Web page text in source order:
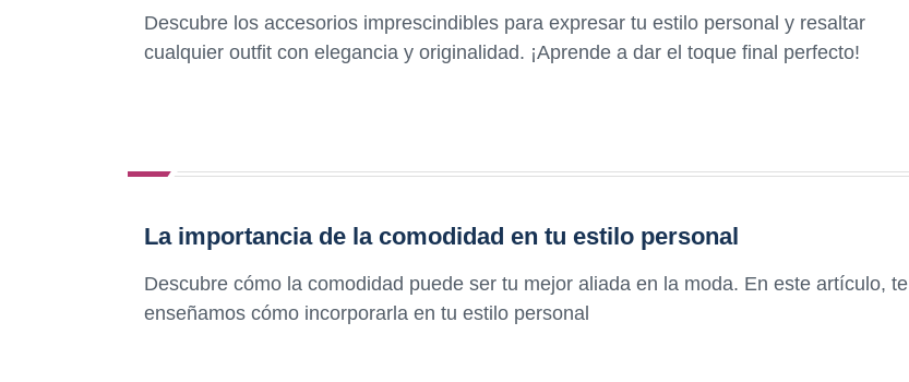
Descubre los accesorios imprescindibles para expresar tu estilo personal y resaltar
cualquier outfit con elegancia y originalidad. ¡Aprende a dar el toque final perfecto!
La importancia de la comodidad en tu estilo personal
Descubre cómo la comodidad puede ser tu mejor aliada en la moda. En este artículo, te
enseñamos cómo incorporarla en tu estilo personal